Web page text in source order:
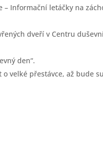
Informační letáčky na
dveří v Centru
den“.
velké přestávce, až bude